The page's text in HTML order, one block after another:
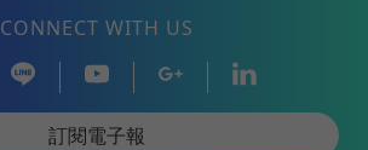
CONNECT WITH US
訂閱電子報